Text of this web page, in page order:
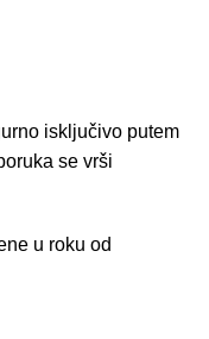
isključivo putem
se vrši
u roku od